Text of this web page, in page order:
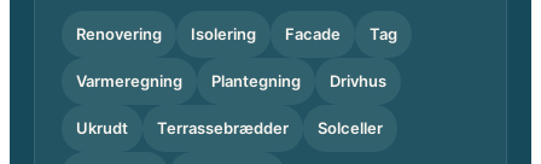
Renovering Isolering Facade Tag
Varmeregning Plantegning Drivhus
Ukrudt Terrassebrædder Solceller